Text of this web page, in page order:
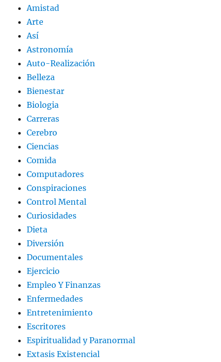
Amistad
Arte
Así
Astronomía
Auto-Realización
Belleza
Bienestar
Biologia
Carreras
Cerebro
Ciencias
Comida
Computadores
Conspiraciones
Control Mental
Curiosidades
Dieta
Diversión
Documentales
Ejercicio
Empleo Y Finanzas
Enfermedades
Entretenimiento
Escritores
Espiritualidad y Paranormal
Extasis Existencial